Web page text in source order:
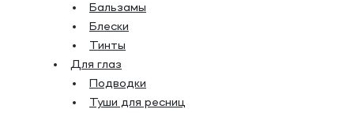
Бальзамы
Блески
Тинты
Для глаз
Подводки
Туши для ресниц